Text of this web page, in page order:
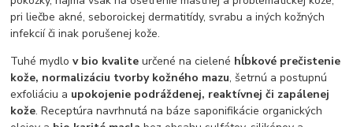
pri liečbe akné, seboroickej dermatitídy, svrabu a iných kožných
infekcií či inak porušenej kože.
Tuhé mydlov bio kvalite určené na cielené hĺbkové prečistenie
kože, normalizáciu tvorby kožného mazu, šetrnú a postupnú
exfoliáciu a upokojenie podráždenej, reaktívnej či zapálenej
kože. Receptúra navrhnutá na báze saponifikácie organických